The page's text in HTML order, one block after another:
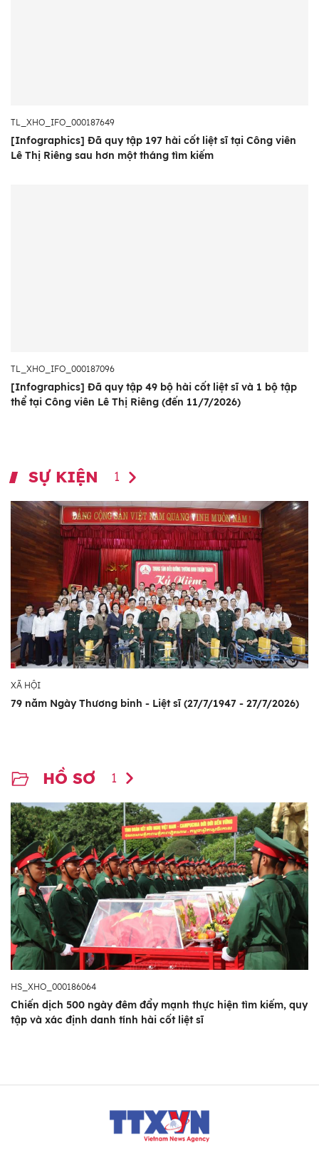
TL_XHO_IFO_000187649
[Infographics] Đã quy tập 197 hài cốt liệt sĩ tại Công viên
Lê Thị Riêng sau hơn một tháng tìm kiếm
TL_XHO_IFO_000187096
[Infographics] Đã quy tập 49 bộ hài cốt liệt sĩ và 1 bộ tập
thể tại Công viên Lê Thị Riêng (đến 11/7/2026)
SỰ KIỆN 1
XÃ HỘI
79 năm Ngày Thương binh - Liệt sĩ (27/7/1947 - 27/7/2026)
HỒ SƠ 1
HS_XHO_000186064
Chiến dịch 500 ngày đêm đẩy mạnh thực hiện tìm kiếm, quy
tập và xác định danh tính hài cốt liệt sĩ